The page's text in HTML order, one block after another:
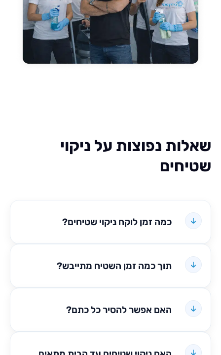
נפוצות על ניקוי
כמה זמן לוקח ניקוי שטיחים?
תוך כמה זמן השטיח מתייבש?
האם אפשר להסיר כל כתם?